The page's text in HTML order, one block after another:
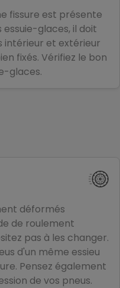
fissure est présente
glaces, il doit
intérieur et extérieur
fixés. Vérifiez le bon
glaces.
déformés
de roulement
pas à les changer.
d'un même essieu
Pensez également
de vos pneus.